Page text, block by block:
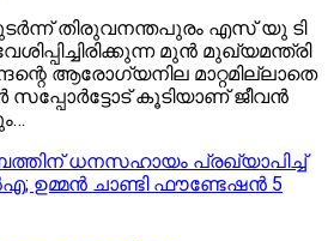
തിരുവനന്തപുരം എസ്‍ യു ടി
മുൻ മുഖ്യമന്ത്രി
ആരോ​ഗ്യനില മാറ്റമില്ലാതെ
സപ്പോർട്ടോട് കൂടിയാണ് ജീവൻ